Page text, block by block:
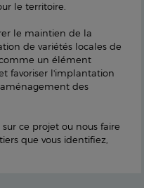
le territoire.
le maintien de la
de variétés locales de
un élément
favoriser l'implantation
des
sur ce projet ou nous faire
que vous identifiez,